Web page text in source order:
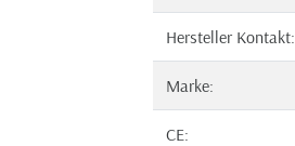
Hersteller Kontakt:
Marke:
CE: